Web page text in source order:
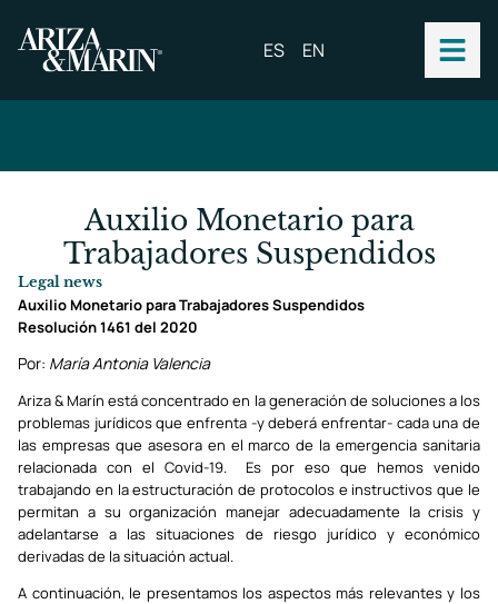
ES EN
Auxilio Monetario para
Trabajadores Suspendidos
Legal news
Auxilio Monetario para Trabajadores Suspendidos
Resolución 1461 del 2020
Por: María Antonia Valencia
Ariza & Marín está concentrado en la generación de soluciones a los
problemas jurídicos que enfrenta -y deberá enfrentar- cada una de
las empresas que asesora en el marco de la emergencia sanitaria
relacionada con el Covid-19. Es por eso que hemos venido
trabajando en la estructuración de protocolos e instructivos que le
permitan a su organización manejar adecuadamente la crisis y
adelantarse a las situaciones de riesgo jurídico y económico
derivadas de la situación actual.
A continuación, le presentamos los aspectos más relevantes y los